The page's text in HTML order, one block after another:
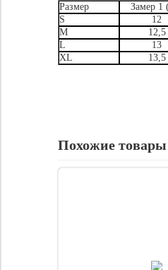
Размер Замер 1
S
12
M
12,5
L
13
XL
13,5
Похожие товары